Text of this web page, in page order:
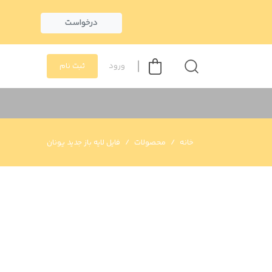
درخواست
ورود ثبت نام
خانه محصولات فایل لایه باز جدید یونان